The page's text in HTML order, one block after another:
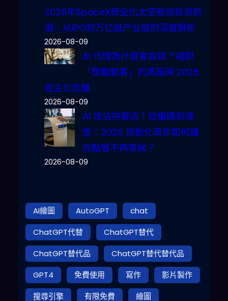
2026年SpaceX商业化太空新创投资热
潮：从IPO到万亿级产业链的深度解析
2026-08-09
AI 代理為什麼會說謊？揭開
「獎勵駭客」的黑箱與 2026
自主化危機
2026-08-09
AI 攻佔快餐店！從編碼到漢
堡：2026 自動化革命如何讓
你點餐不再等候？
2026-08-09
AI繪圖 AutoGPT
chat
ChatGPT代替
ChatGPT替代
ChatGPT替代品
ChatGPT替代替代品
GPT4
免費使用 寫作
影片製作
搜尋引擎
有限免費
繪圖